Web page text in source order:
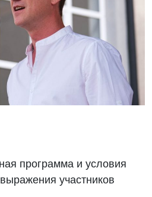
программа и условия
участников